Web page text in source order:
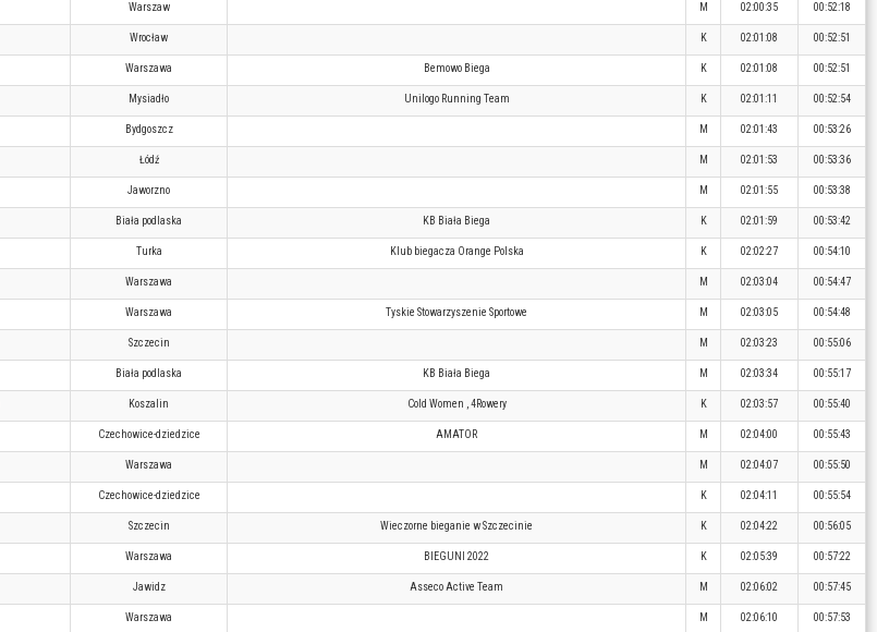
Warszaw M 02:00:35 00:52:18
Wrocław K 02:01:08 00:52:51
Warszawa Bemowo Biega K 02:01:08 00:52:51
Mysiadło Unilogo Running Team K 02:01:11 00:52:54
Bydgoszcz M 02:01:43 00:53:26
Łódź M 02:01:53 00:53:36
Jaworzno M 02:01:55 00:53:38
Biała podlaska KB Biała Biega K 02:01:59 00:53:42
Turka Klub biegacza Orange Polska K 02:02:27 00:54:10
Warszawa M 02:03:04 00:54:47
Warszawa Tyskie Stowarzyszenie Sportowe M 02:03:05 00:54:48
Szczecin M 02:03:23 00:55:06
Biała podlaska KB Biała Biega M 02:03:34 00:55:17
Koszalin Cold Women , 4Rowery K 02:03:57 00:55:40
Czechowice-dziedzice AMATOR M 02:04:00 00:55:43
Warszawa M 02:04:07 00:55:50
Czechowice-dziedzice K 02:04:11 00:55:54
Szczecin Wieczorne bieganie w Szczecinie K 02:04:22 00:56:05
Warszawa BIEGUNI 2022 K 02:05:39 00:57:22
Jawidz Asseco Active Team M 02:06:02 00:57:45
Warszawa M 02:06:10 00:57:53